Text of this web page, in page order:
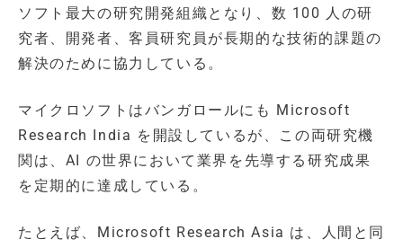
ソフト最大の研究開発組織となり、数 100 人の研
究者、開発者、客員研究員が長期的な技術的課題の
解決のために協力している。
マイクロソフトはバンガロールにも Microsoft
Research India を開設しているが、この両研究機
関は、AI の世界において業界を先導する研究成果
を定期的に達成している。
たとえば、Microsoft Research Asia は、人間と同